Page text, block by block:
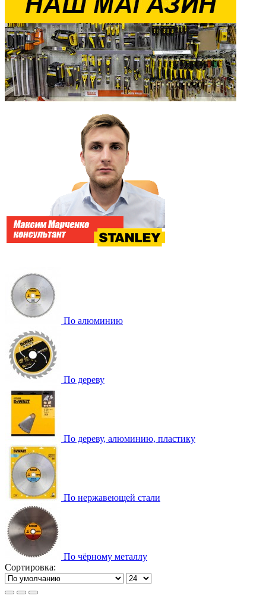
По алюминию
По дереву
По дереву, алюминию, пластику
По нержавеющей стали
По чёрному металлу
Сортировка: